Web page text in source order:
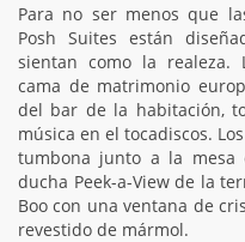
Para no ser menos que
Posh Suites están
sientan como la realeza.
cama de matrimonio
del bar de la habitación,
música en el tocadiscos.
tumbona junto a la mesa
ducha Peek-a-View de la
Boo con una ventana de
revestido de mármol.